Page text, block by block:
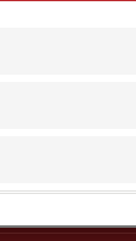
訪大社など
源泉、自然
屋、 大人の
る宿で贅沢